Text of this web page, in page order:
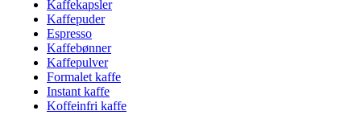
Kaffekapsler
Kaffepuder
Espresso
Kaffebønner
Kaffepulver
Formalet kaffe
Instant kaffe
Koffeinfri kaffe